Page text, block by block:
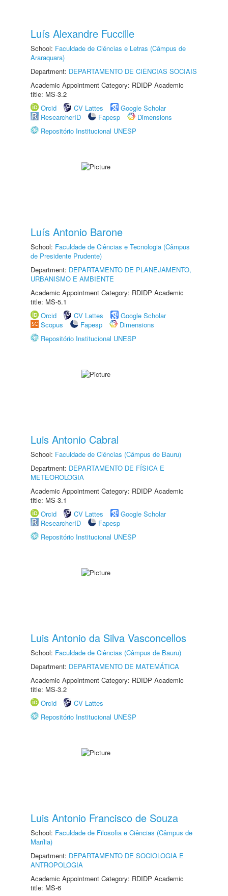
Luís Alexandre Fuccille
School: Faculdade de Ciências e Letras (Câmpus de
Araraquara)
Department: DEPARTAMENTO DE CIÊNCIAS SOCIAIS
Academic Appointment Category: RDIDP Academic
title: MS-3.2
Orcid
CV Lattes
Google Scholar
ResearcherID
Fapesp
Dimensions
Repositório Institucional UNESP
Luís Antonio Barone
School: Faculdade de Ciências e Tecnologia (Câmpus
de Presidente Prudente)
Department: DEPARTAMENTO DE PLANEJAMENTO,
URBANISMO E AMBIENTE
Academic Appointment Category: RDIDP Academic
title: MS-5.1
Orcid
CV Lattes
Google Scholar
Scopus
Fapesp
Dimensions
Repositório Institucional UNESP
Luis Antonio Cabral
School: Faculdade de Ciências (Câmpus de Bauru)
Department: DEPARTAMENTO DE FÍSICA E
METEOROLOGIA
Academic Appointment Category: RDIDP Academic
title: MS-3.1
Orcid
CV Lattes
Google Scholar
ResearcherID
Fapesp
Repositório Institucional UNESP
Luis Antonio da Silva Vasconcellos
School: Faculdade de Ciências (Câmpus de Bauru)
Department: DEPARTAMENTO DE MATEMÁTICA
Academic Appointment Category: RDIDP Academic
title: MS-3.2
Orcid
CV Lattes
Repositório Institucional UNESP
Luis Antonio Francisco de Souza
School: Faculdade de Filosofia e Ciências (Câmpus de
Marília)
Department: DEPARTAMENTO DE SOCIOLOGIA E
ANTROPOLOGIA
Academic Appointment Category: RDIDP Academic
title: MS-6